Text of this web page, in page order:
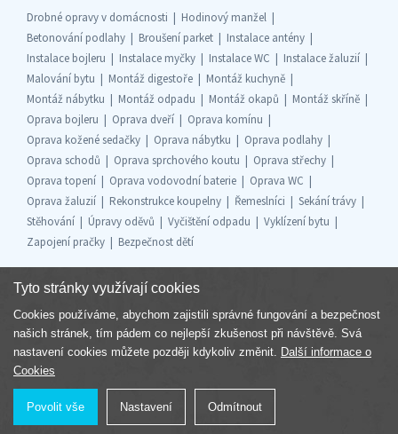
Drobné opravy v domácnosti
Hodinový manžel
Betonování podlahy
Broušení parket
Instalace antény
Instalace bojleru
Instalace myčky Instalace WC
Instalace žaluzií
Malování bytu
Montáž digestoře
Montáž kuchyně
Montáž nábytku
Montáž odpadu Montáž okapů
Montáž skříně
Oprava bojleru
Oprava dveří
Oprava komínu
Oprava kožené sedačky
Oprava nábytku
Oprava podlahy
Oprava schodů
Oprava sprchového koutu
Oprava střechy
Oprava topení
Oprava vodovodní baterie
Oprava WC
Oprava žaluzií
Rekonstrukce koupelny Řemeslníci
Sekání trávy
Stěhování
Úpravy oděvů Vyčištění odpadu
Vyklízení bytu
Zapojení pračky
Bezpečnost dětí
Součást skupiny
Tyto stránky využívají cookies
Cookies používáme, abychom zajistili správné fungování a bezpečnost
našich stránek, tím pádem co nejlepší zkušenost při návštěvě. Svá
nastavení cookies můžete později kdykoliv změnit. Další informace o
Cookies
Povolit vše Nastavení Odmítnout